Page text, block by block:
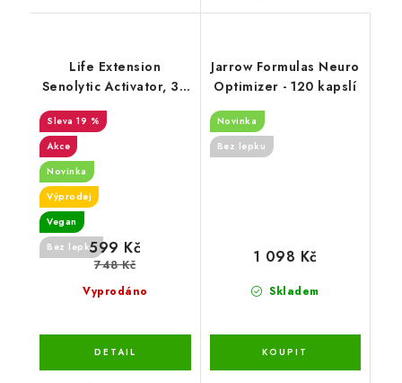
Life Extension
Senolytic Activator, 36
rostlinných kapslí
19 %
Akce
Novinka
Výprodej
Vegan
Bez lepku
Vyprodáno
599 Kč
748 Kč
Jarrow Formulas Neuro
Optimizer - 120 kapslí
Novinka
Bez lepku
Skladem
1 098 Kč